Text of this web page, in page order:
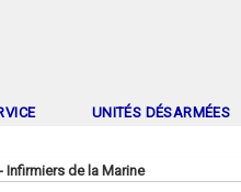
UNITÉS DÉSARMÉES
Infirmiers de la Marine